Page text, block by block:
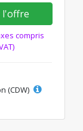
l'offre
compris
(CDW)